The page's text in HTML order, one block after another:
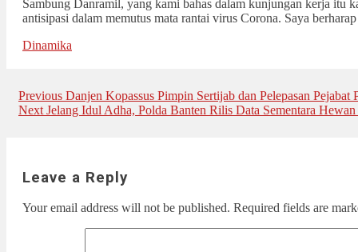
Sambung Danramil, yang kami bahas dalam kunjungan kerja itu
antisipasi dalam memutus mata rantai virus Corona. Saya
Dinamika
Post
navigation
Previous Previous
post:
Danjen Kopassus Pimpin Sertijab dan Pelepasan Pejabat
Next Next
Jelang Idul Adha, Polda Banten Rilis Data Sementara
Leave a Reply
Your email address will not be published. Required fields are